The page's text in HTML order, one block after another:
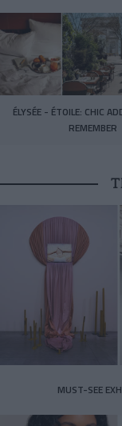
ÉLYSÉE - ÉTOILE: CHIC
REMEMBER
MUST-SEE